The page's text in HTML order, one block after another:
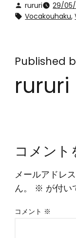
rururi 29/
Vocakouhaku,
Published
rururi
コメント
メールアドレ
ん。
※ が付い
コメント ※